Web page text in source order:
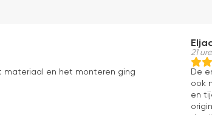
materiaal en het monteren ging
21
De
ook
en
dan